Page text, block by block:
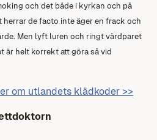
och det både i kyrkan och på
herrar de facto inte äger en frack och
Men lyft luren och ringt värdparet
är helt korrekt att göra så vid
om utlandets klädkoder >>